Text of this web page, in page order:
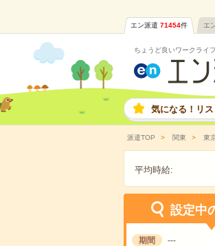
エン派遣 71454件 エ
ちょうど良いワークライ
気になる！リス
派遣TOP 関東 東
平均時給:
設定中
期間 ---